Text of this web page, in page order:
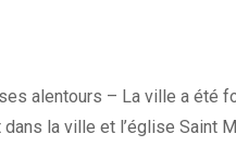
alentours – La ville a été
la ville et l’église Saint